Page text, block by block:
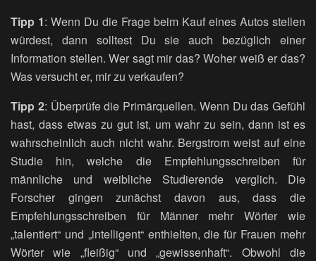
Tipp 1: Wenn Du die Frage beim Kauf eines Autos stellen
würdest, dann solltest Du sie auch bezüglich einer
Information stellen. Wer sagt mir das? Woher weiß er das?
Was versucht er, mir zu verkaufen?
Tipp 2: Überprüfe die Primärquellen. Wenn Du das Gefühl
hast, dass etwas zu gut ist, um wahr zu sein, dann ist es
wahrscheinlich auch nicht wahr. Bergstrom weist auf eine
Studie hin, welche die Empfehlungsschreiben für
männliche und weibliche Studierende verglich. Die
Forscher gingen zunächst davon aus, dass die
Empfehlungsschreiben für Männer mehr Wörter wie
„talentiert“ und „intelligent“ enthielten, die für Frauen mehr
Wörter wie „fleißig“ und „gewissenhaft“. Obwohl die